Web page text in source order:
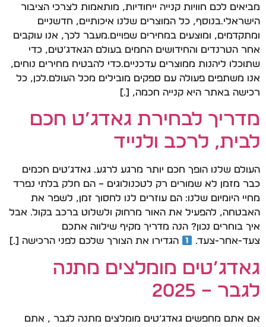
מביאים לכם חוויות קנייה ייחודיות, מותאמות לצרכי הציבור
הישראלי.בנוסף, כל המוצרים שלנו איכותיים, חדשניים
ומתקדמים, ומוצעים במחירים שפויים.מעבר לכך, אנו עוקבים
אחר הטרנדים והחידושים החמים בעולם הגאדג’טים, כדי
שתוכלו ליהנות ממוצרים עדכניים.כדי להבטיח מחירים נוחים,
אנו משתפים פעולה עם ספקים מובילים מכל העולם.לכן, כל
רכישה באתר היא קנייה חכמה, […]
מדריך לבחירת גאדג’ט חכם
לבית, לרכב ולנייד
העולם שלנו הופך חכם יותר מרגע לרגע. גאדג’טים חכמים
כבר מזמן לא שמורים רק לטכנולוגים – הם חלק בלתי נפרד
מחיי היומיום שלנו: הם עוזרים לנו לחסוך זמן, לשפר את
האבטחה, להפעיל את האור מרחוק ולשלוט ברכב בקול. אבל
איך בוחרים נכון? הנה מדריך מקיף שילווה אתכם
צעד-אחר-צעד.
הגדירו את הצורך שלכם לפני הרכישה […]
גאדג’טים מומלצים מתנה
לגבר – 2025
אם אתם מחפשים גאדג’טים מומלצים מתנה לגבר , אתם